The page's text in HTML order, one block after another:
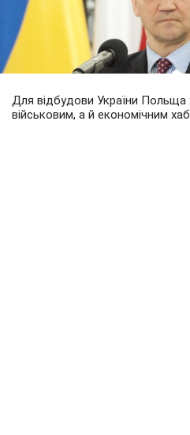
Для відбудови України Польща
військовим, а й економічним